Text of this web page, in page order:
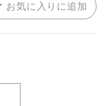
お気に入りに追加